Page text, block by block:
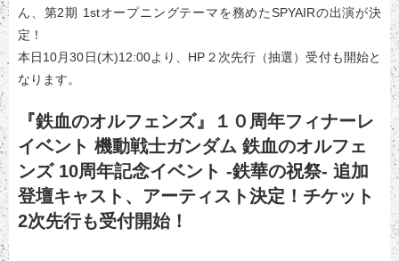
ん、第2期 1stオープニングテーマを務めたSPYAIRの出演が決
定！
本日10月30日(木)12:00より、HP２次先行（抽選）受付も開始と
なります。
『鉄血のオルフェンズ』１０周年フィナーレ
イベント 機動戦士ガンダム 鉄血のオルフェ
ンズ 10周年記念イベント -鉄華の祝祭- 追加
登壇キャスト、アーティスト決定！チケット
2次先行も受付開始！